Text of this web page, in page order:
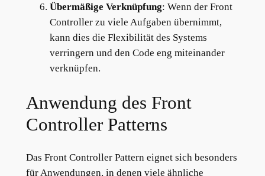
Übermäßige Verknüpfung: Wenn der Front
Controller zu viele Aufgaben übernimmt,
kann dies die Flexibilität des Systems
verringern und den Code eng miteinander
verknüpfen.
Anwendung des Front
Controller Patterns
Das Front Controller Pattern eignet sich besonders
für Anwendungen, in denen viele ähnliche